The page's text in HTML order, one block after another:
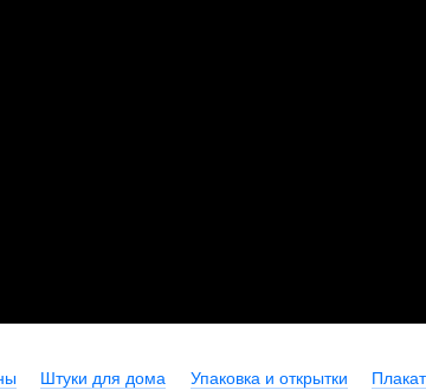
Штуки для дома Упаковка и открытки